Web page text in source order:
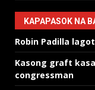
KAPAPASOK NA
Robin Padilla
Kasong graft
congressman